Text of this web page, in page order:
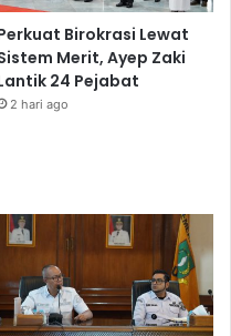
Birokrasi Lewat
Merit, Ayep Zaki
24 Pejabat
2 hari ago